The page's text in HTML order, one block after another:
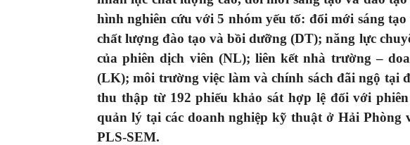
hình nghiên cứu với 5 nhóm yếu tố: đổi mới sáng
chất lượng đào tạo và bồi dưỡng (DT); năng lực
của phiên dịch viên (NL); liên kết nhà trường –
(LK); môi trường việc làm và chính sách đãi ngộ tại
thu thập từ 192 phiếu khảo sát hợp lệ đối với
quản lý tại các doanh nghiệp kỹ thuật ở Hải Phòng
PLS-SEM.